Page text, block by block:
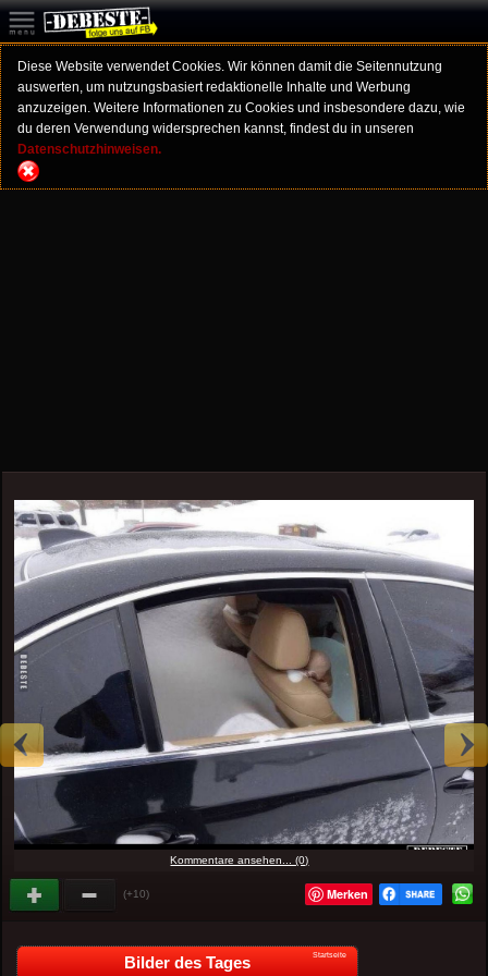
Diese Website verwendet Cookies. Wir können damit die Seitennutzung
auswerten, um nutzungsbasiert redaktionelle Inhalte und Werbung
anzuzeigen. Weitere Informationen zu Cookies und insbesondere dazu, wie
du deren Verwendung widersprechen kannst, findest du in unseren
Datenschutzhinweisen.
Kommentare ansehen... (0)
(+10) Merken
Bilder des Tages Startseite